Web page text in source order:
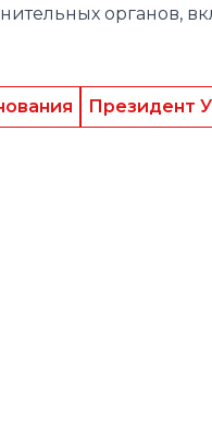
органов,
Президент